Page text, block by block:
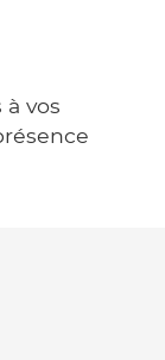
vos